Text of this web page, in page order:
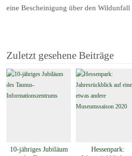
eine Bescheinigung über den Wildunfall
Zuletzt gesehene Beiträge
10-jähriges Jubiläum
Hessenpark: